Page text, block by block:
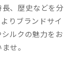
、歴史などを分
りブランドサイ
ルクの魅力をお
せ。